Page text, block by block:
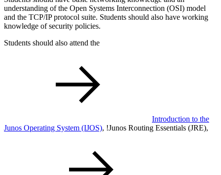
understanding of the Open Systems Interconnection (OSI) model
and the TCP/IP protocol suite. Students should also have working
knowledge of security policies.
Students should also attend the
Introduction to the
Junos Operating System (IJOS), !Junos Routing Essentials (JRE),